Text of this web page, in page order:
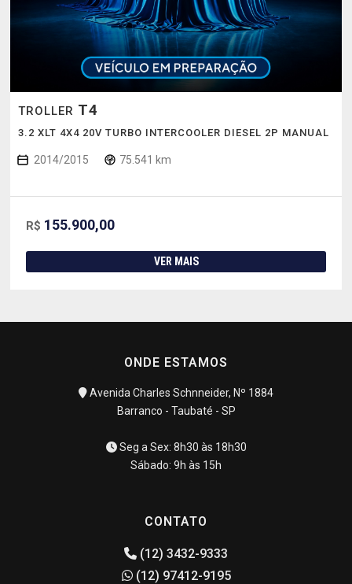
TROLLER T4
3.2 XLT 4X4 20V TURBO INTERCOOLER DIESEL 2P MANUAL
2014/2015 75.541 km
R$ 155.900,00
VER MAIS
ONDE ESTAMOS
Avenida Charles Schnneider, Nº 1884
Barranco - Taubaté - SP
Seg a Sex: 8h30 às 18h30
Sábado: 9h às 15h
CONTATO
(12) 3432-9333
(12) 97412-9195